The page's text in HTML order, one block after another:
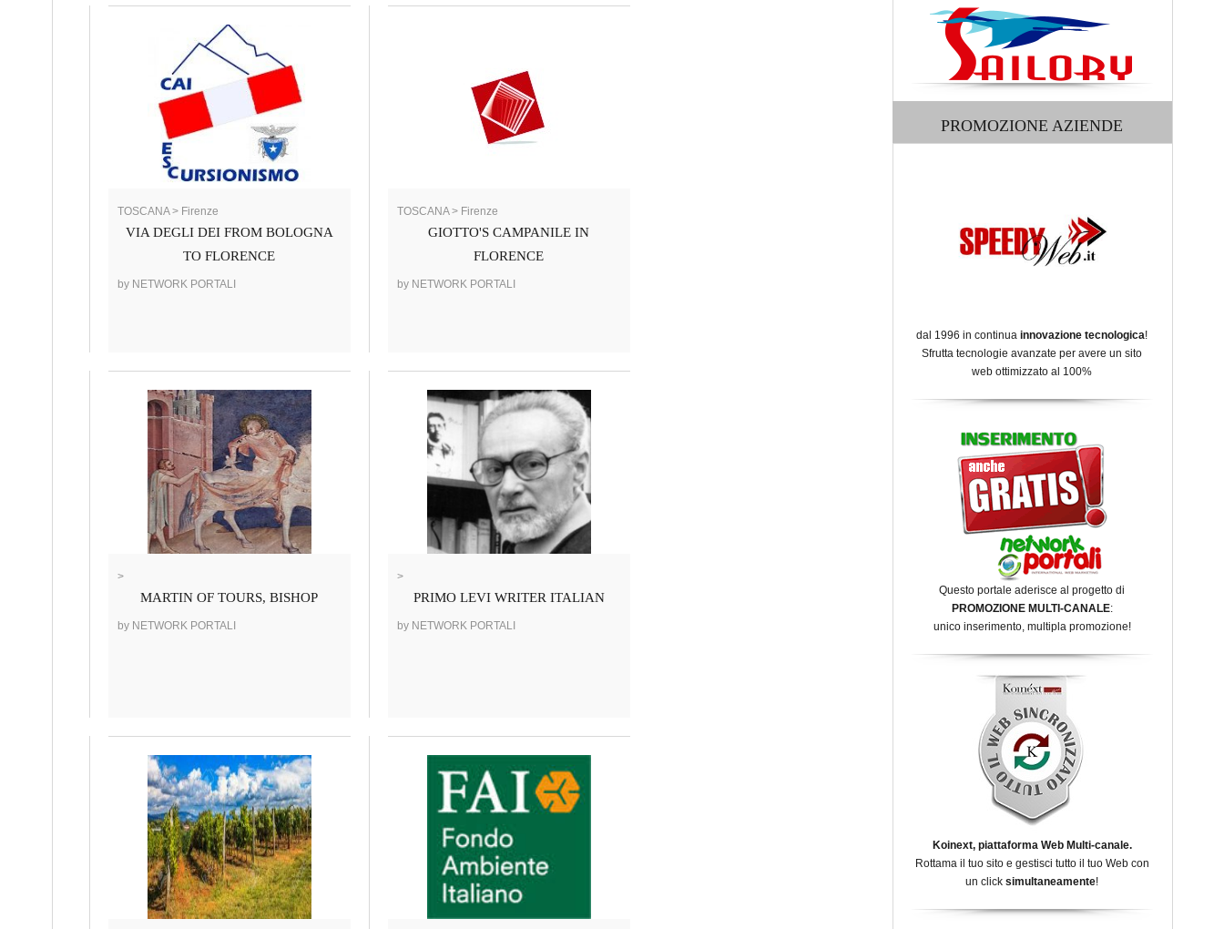
TOSCANA > Firenze
VIA DEGLI DEI FROM BOLOGNA
TO FLORENCE
by NETWORK PORTALI
TOSCANA > Firenze
GIOTTO'S CAMPANILE IN
FLORENCE
by NETWORK PORTALI
>
MARTIN OF TOURS, BISHOP
by NETWORK PORTALI
>
PRIMO LEVI WRITER ITALIAN
by NETWORK PORTALI
PROMOZIONE AZIENDE
dal 1996 in continua innovazione tecnologica!
Sfrutta tecnologie avanzate per avere un sito
web ottimizzato al 100%
Questo portale aderisce al progetto di
PROMOZIONE MULTI-CANALE:
unico inserimento, multipla promozione!
Koinext, piattaforma Web Multi-canale.
Rottama il tuo sito e gestisci tutto il tuo Web con
un click simultaneamente!